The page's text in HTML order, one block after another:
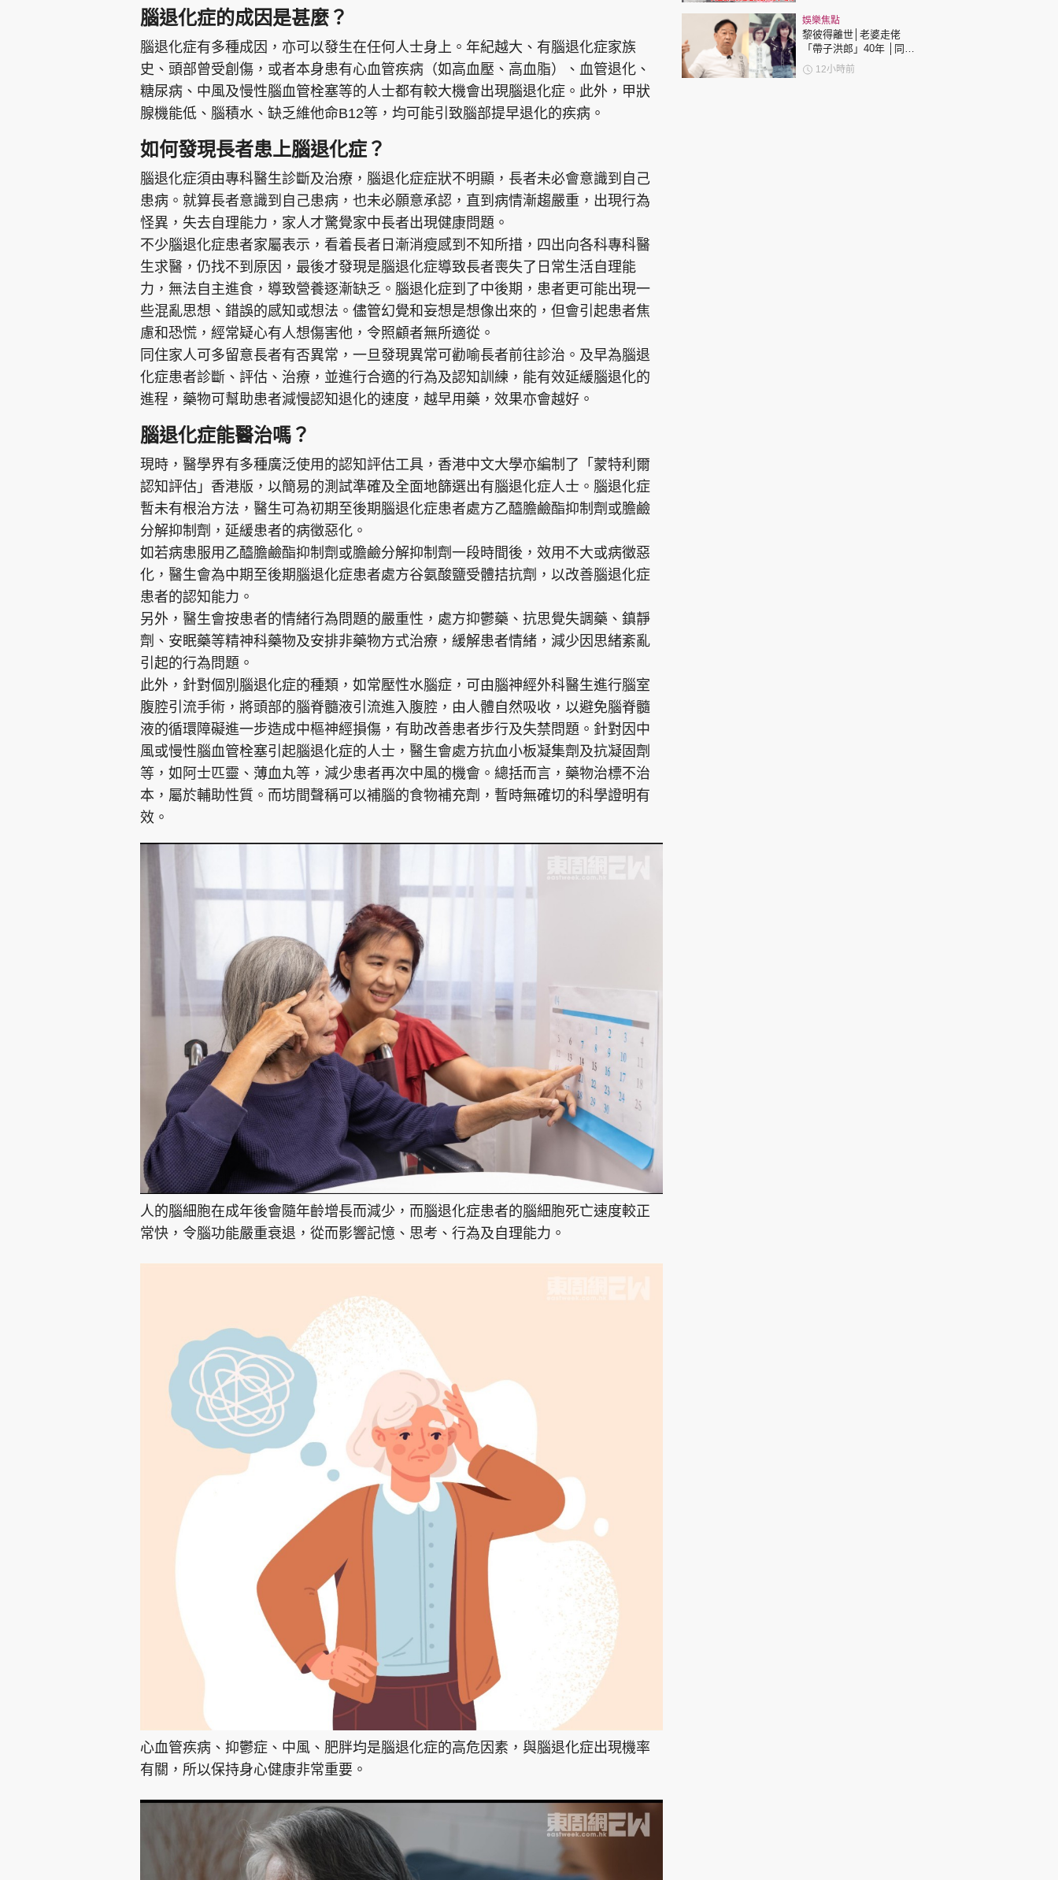
腦退化症的成因是甚麼？
腦退化症有多種成因，亦可以發生在任何人士身上。年紀越大、有腦退化症家族
史、頭部曾受創傷，或者本身患有心血管疾病（如高血壓、高血脂）、血管退化、
糖尿病、中風及慢性腦血管栓塞等的人士都有較大機會出現腦退化症。此外，甲狀
腺機能低、腦積水、缺乏維他命B12等，均可能引致腦部提早退化的疾病。
如何發現長者患上腦退化症？
腦退化症須由專科醫生診斷及治療，腦退化症症狀不明顯，長者未必會意識到自己
患病。就算長者意識到自己患病，也未必願意承認，直到病情漸趨嚴重，出現行為
怪異，失去自理能力，家人才驚覺家中長者出現健康問題。
不少腦退化症患者家屬表示，看着長者日漸消瘦感到不知所措，四出向各科專科醫
生求醫，仍找不到原因，最後才發現是腦退化症導致長者喪失了日常生活自理能
力，無法自主進食，導致營養逐漸缺乏。腦退化症到了中後期，患者更可能出現一
些混亂思想、錯誤的感知或想法。儘管幻覺和妄想是想像出來的，但會引起患者焦
慮和恐慌，經常疑心有人想傷害他，令照顧者無所適從。
同住家人可多留意長者有否異常，一旦發現異常可勸喻長者前往診治。及早為腦退
化症患者診斷、評估、治療，並進行合適的行為及認知訓練，能有效延緩腦退化的
進程，藥物可幫助患者減慢認知退化的速度，越早用藥，效果亦會越好。
腦退化症能醫治嗎？
現時，醫學界有多種廣泛使用的認知評估工具，香港中文大學亦編制了「蒙特利爾
認知評估」香港版，以簡易的測試準確及全面地篩選出有腦退化症人士。腦退化症
暫未有根治方法，醫生可為初期至後期腦退化症患者處方乙醯膽鹼酯抑制劑或膽鹼
分解抑制劑，延緩患者的病徵惡化。
如若病患服用乙醯膽鹼酯抑制劑或膽鹼分解抑制劑一段時間後，效用不大或病徵惡
化，醫生會為中期至後期腦退化症患者處方谷氨酸鹽受體拮抗劑，以改善腦退化症
患者的認知能力。
另外，醫生會按患者的情緒行為問題的嚴重性，處方抑鬱藥、抗思覺失調藥、鎮靜
劑、安眠藥等精神科藥物及安排非藥物方式治療，緩解患者情緒，減少因思緒紊亂
引起的行為問題。
此外，針對個別腦退化症的種類，如常壓性水腦症，可由腦神經外科醫生進行腦室
腹腔引流手術，將頭部的腦脊髓液引流進入腹腔，由人體自然吸收，以避免腦脊髓
液的循環障礙進一步造成中樞神經損傷，有助改善患者步行及失禁問題。針對因中
風或慢性腦血管栓塞引起腦退化症的人士，醫生會處方抗血小板凝集劑及抗凝固劑
等，如阿士匹靈、薄血丸等，減少患者再次中風的機會。總括而言，藥物治標不治
本，屬於輔助性質。而坊間聲稱可以補腦的食物補充劑，暫時無確切的科學證明有
效。
人的腦細胞在成年後會隨年齡增長而減少，而腦退化症患者的腦細胞死亡速度較正
常快，令腦功能嚴重衰退，從而影響記憶、思考、行為及自理能力。
心血管疾病、抑鬱症、中風、肥胖均是腦退化症的高危因素，與腦退化症出現機率
有關，所以保持身心健康非常重要。
娛樂焦點
黎彼得離世│老婆走佬
「帶子洪郎」40年 │同許
冠傑聯手合作《浪子心
聲》成經典 合作7年拆夥
12小時前